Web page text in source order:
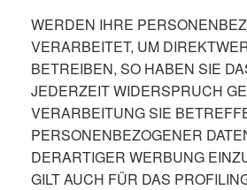
WERDEN IHRE
VERARBEITET, UM
BETREIBEN, SO HABEN SIE
JEDERZEIT WIDERSPRUCH
VERARBEITUNG SIE
PERSONENBEZOGENER
DERARTIGER WERBUNG
GILT AUCH FÜR DAS